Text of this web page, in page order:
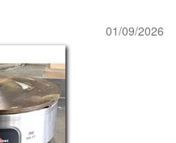
01/09/2026